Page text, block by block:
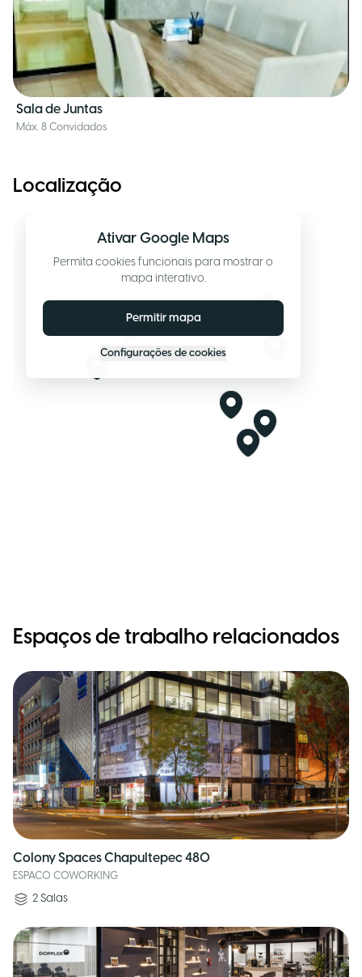
Sala de Juntas
Máx. 8 Convidados
Localização
Ativar Google Maps
Permita cookies funcionais para mostrar o
mapa interativo.
Permitir mapa
Configurações de cookies
Espaços de trabalho relacionados
Colony Spaces Chapultepec 480
ESPACO COWORKING
2 Salas